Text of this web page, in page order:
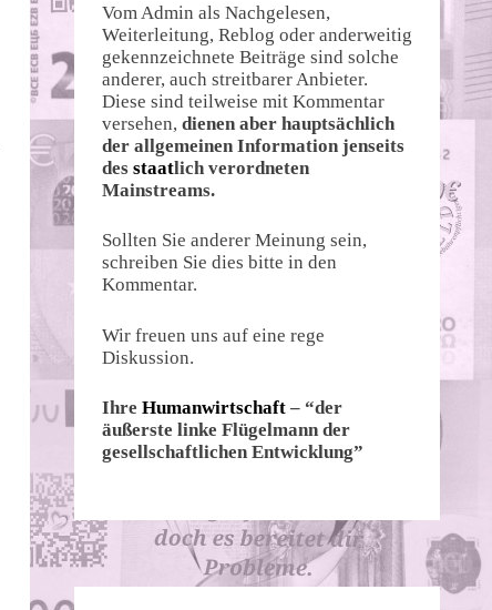
Vom Admin als Nachgelesen,
Weiterleitung, Reblog oder anderweitig
gekennzeichnete Beiträge sind solche
anderer, auch streitbarer Anbieter.
Diese sind teilweise mit Kommentar
versehen, dienen aber hauptsächlich
der allgemeinen Information jenseits
des staatlich verordneten
Mainstreams.
Sollten Sie anderer Meinung sein,
schreiben Sie dies bitte in den
Kommentar.
Wir freuen uns auf eine rege
Diskussion.
Ihre Humanwirtschaft – “der
äußerste linke Flügelmann der
gesellschaftlichen Entwicklung”